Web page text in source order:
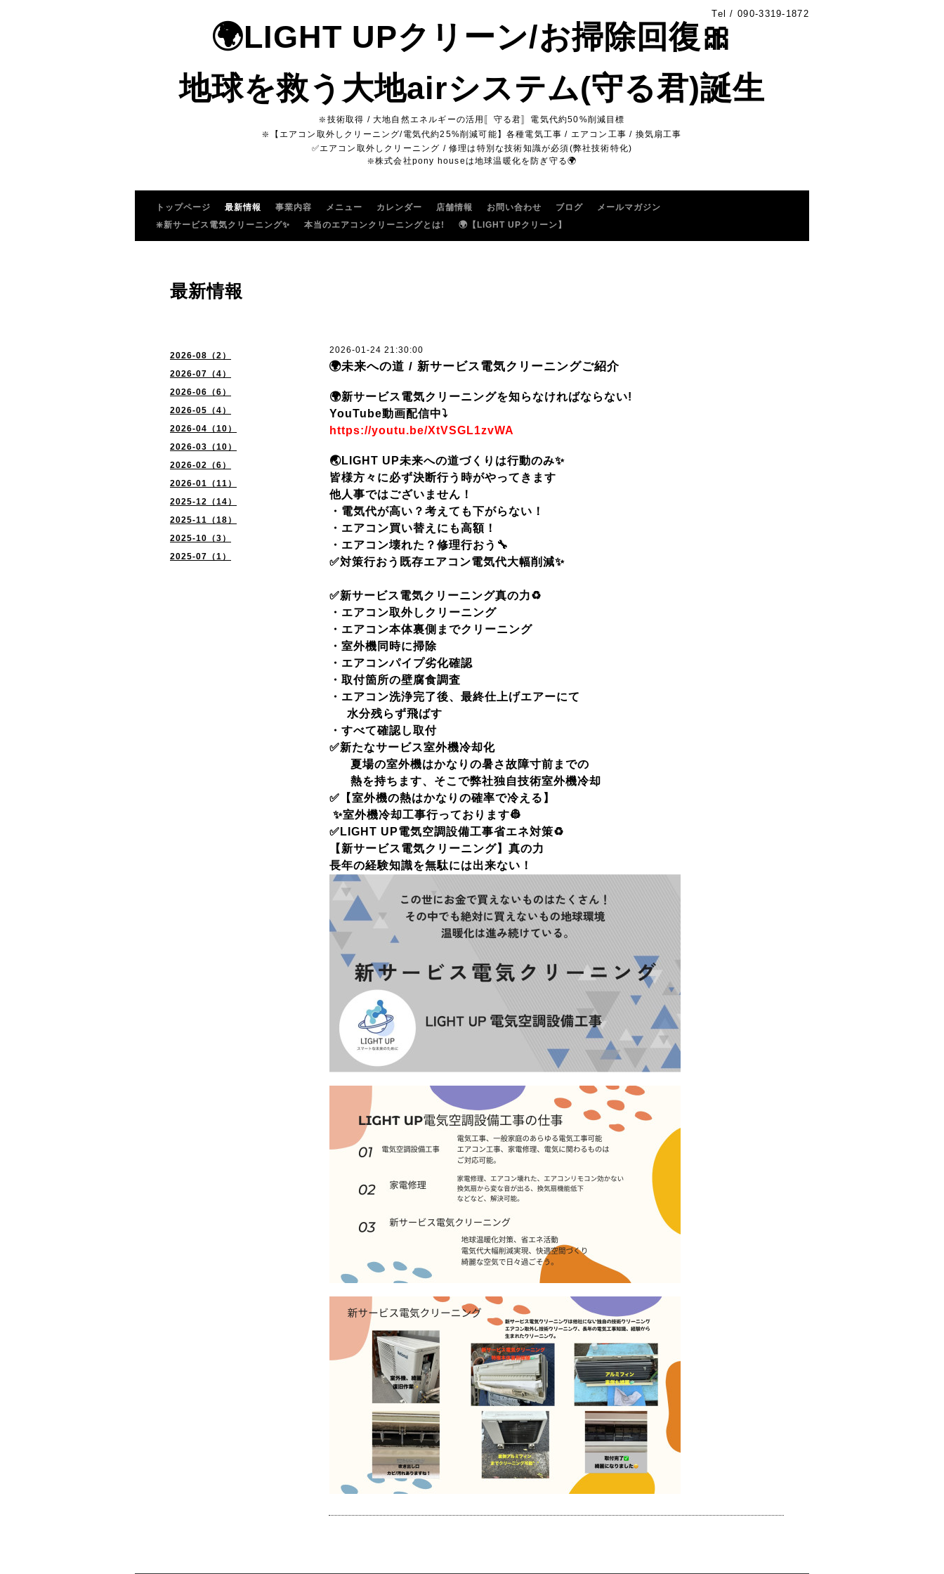
Tel /090-3319-1872
🌍LIGHT UPクリーン/お掃除回復🎀
地球を救う大地airシステム(守る君)誕生
❇️技術取得 / 大地自然エネルギーの活用〚守る君〛電気代約50%削減目標
❇️【エアコン取外しクリーニング/電気代約25%削減可能】各種電気工事 / エアコン工事 / 換気扇工事
✅エアコン取外しクリーニング / 修理は特別な技術知識が必須(弊社技術特化)
❇️株式会社pony houseは地球温暖化を防ぎ守る🌍
トップページ 最新情報 事業内容 メニュー カレンダー 店舗情報 お問い合わせ ブログ
メールマガジン
❇️新サービス電気クリーニング✨
本当のエアコンクリーニングとは! 🌍【LIGHT UPクリーン】
2026-08（2）
2026-07（4）
2026-06（6）
2026-05（4）
2026-04（10）
2026-03（10）
2026-02（6）
2026-01（11）
2025-12（14）
2025-11（18）
2025-10（3）
2025-07（1）
最新情報
2026-01-24 21:30:00
🌍未来への道 / 新サービス電気クリーニングご紹介
🌍新サービス電気クリーニングを知らなければならない!
YouTube動画配信中⤵️
https://youtu.be/XtVSGL1zvWA
🌏LIGHT UP未来への道づくりは行動のみ✨
皆様方々に必ず決断行う時がやってきます
他人事ではございません！
・電気代が高い？考えても下がらない！
・エアコン買い替えにも高額！
・エアコン壊れた？修理行おう 🔧
✅対策行おう既存エアコン電気代大幅削減✨
✅新サービス電気クリーニング真の力♻️
・エアコン取外しクリーニング
・エアコン本体裏側までクリーニング
・室外機同時に掃除
・エアコンパイプ劣化確認
・取付箇所の壁腐食調査
・エアコン洗浄完了後、最終仕上げエアーにて
水分残らず飛ばす
・すべて確認し取付
✅新たなサービス室外機冷却化
夏場の室外機はかなりの暑さ故障寸前までの
熱を持ちます、そこで弊社独自技術室外機冷却
✅ 【室外機の熱はかなりの確率で冷える】
✨室外機冷却工事行っております👷
✅ LIGHT UP電気空調設備工事省エネ対策♻️
【新サービス電気クリーニング】真の力
長年の経験知識を無駄には出来ない！